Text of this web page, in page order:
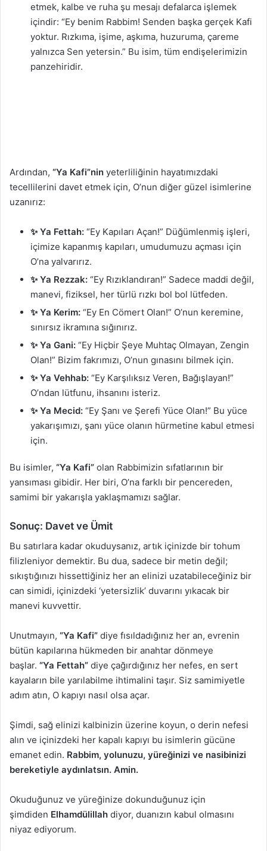
etmek, kalbe ve ruha şu mesajı defalarca işlemek
içindir: “Ey benim Rabbim! Senden başka gerçek Kafi
yoktur. Rızkıma, işime, aşkıma, huzuruma, çareme
yalnızca Sen yetersin.” Bu isim, tüm endişelerimizin
panzehiridir.
Ardından, “Ya Kafi”nin yeterliliğinin hayatımızdaki
tecellilerini davet etmek için, O’nun diğer güzel isimlerine
uzanırız:
✨ Ya Fettah: “Ey Kapıları Açan!” Düğümlenmiş işleri,
içimize kapanmış kapıları, umudumuzu açması için
O’na yalvarırız.
✨ Ya Rezzak: “Ey Rızıklandıran!” Sadece maddi değil,
manevi, fiziksel, her türlü rızkı bol bol lütfeden.
✨ Ya Kerim: “Ey En Cömert Olan!” O’nun keremine,
sınırsız ikramına sığınırız.
✨ Ya Gani: “Ey Hiçbir Şeye Muhtaç Olmayan, Zengin
Olan!” Bizim fakrımızı, O’nun gınasını bilmek için.
✨ Ya Vehhab: “Ey Karşılıksız Veren, Bağışlayan!”
O’ndan lütfunu, ihsanını isteriz.
✨ Ya Mecid: “Ey Şanı ve Şerefi Yüce Olan!” Bu yüce
yakarışımızı, şanı yüce olanın hürmetine kabul etmesi
için.
Bu isimler, “Ya Kafi” olan Rabbimizin sıfatlarının bir
yansıması gibidir. Her biri, O’na farklı bir pencereden,
samimi bir yakarışla yaklaşmamızı sağlar.
Sonuç: Davet ve Ümit
Bu satırlara kadar okuduysanız, artık içinizde bir tohum
filizleniyor demektir. Bu dua, sadece bir metin değil;
sıkıştığınızı hissettiğiniz her an elinizi uzatabileceğiniz bir
can simidi, içinizdeki ‘yetersizlik’ duvarını yıkacak bir
manevi kuvvettir.
Unutmayın, “Ya Kafi” diye fısıldadığınız her an, evrenin
bütün kapılarına hükmeden bir anahtar dönmeye
başlar. “Ya Fettah” diye çağırdığınız her nefes, en sert
kayaların bile yarılabilme ihtimalini taşır. Siz samimiyetle
adım atın, O kapıyı nasıl olsa açar.
Şimdi, sağ elinizi kalbinizin üzerine koyun, o derin nefesi
alın ve içinizdeki her kapalı kapıyı bu isimlerin gücüne
emanet edin. Rabbim, yolunuzu, yüreğinizi ve nasibinizi
bereketiyle aydınlatsın. Amin.
Okuduğunuz ve yüreğinize dokunduğunuz için
şimdiden Elhamdülillah diyor, duanızın kabul olmasını
niyaz ediyorum.